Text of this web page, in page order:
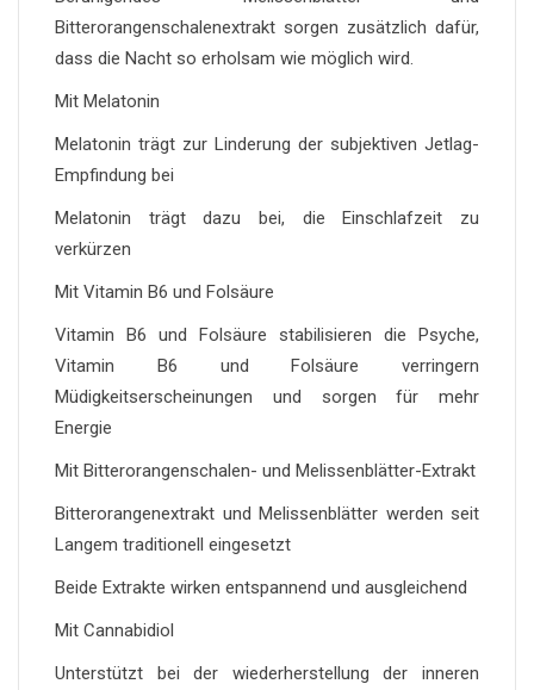
Bitterorangenschalenextrakt sorgen zusätzlich dafür,
dass die Nacht so erholsam wie möglich wird.
Mit Melatonin
Melatonin trägt zur Linderung der subjektiven Jetlag-
Empfindung bei
Melatonin trägt dazu bei, die Einschlafzeit zu
verkürzen
Mit Vitamin B6 und Folsäure
Vitamin B6 und Folsäure stabilisieren die Psyche,
Vitamin B6 und Folsäure verringern
Müdigkeitserscheinungen und sorgen für mehr
Energie
Mit Bitterorangenschalen- und Melissenblätter-Extrakt
Bitterorangenextrakt und Melissenblätter werden seit
Langem traditionell eingesetzt
Beide Extrakte wirken entspannend und ausgleichend
Mit Cannabidiol
Unterstützt bei der wiederherstellung der inneren